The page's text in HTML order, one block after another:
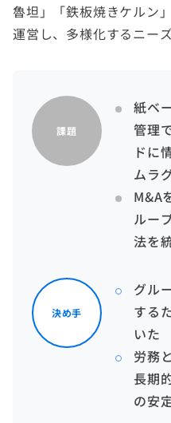
魯坦」「鉄板焼きケルン
運営し、多様化するニー
課題
紙ベ
管理
ドに
ムラ
M&A
ルー
法を
決め手
グル
する
いた
労務
長期
の安